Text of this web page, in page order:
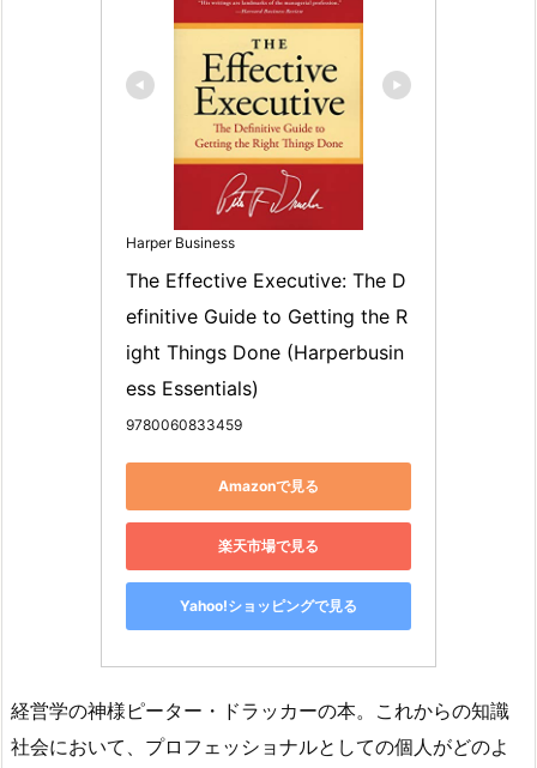
Harper Business
The Effective Executive: The D
efinitive Guide to Getting the R
ight Things Done (Harperbusin
ess Essentials)
9780060833459
Amazonで見る
楽天市場で見る
Yahoo!ショッピングで見る
経営学の神様ピーター・ドラッカーの本。これからの知識
社会において、プロフェッショナルとしての個人がどのよ